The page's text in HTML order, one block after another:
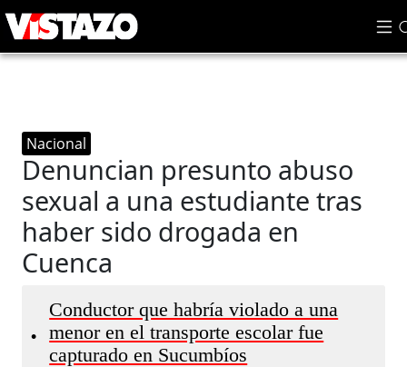
Nacional
Denuncian presunto abuso
sexual a una estudiante tras
haber sido drogada en
Cuenca
•
Conductor que habría violado a una
menor en el transporte escolar fue
capturado en Sucumbíos